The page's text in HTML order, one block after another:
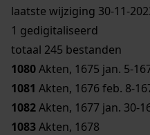
laatste wijziging 30-11-
1 gedigitaliseerd
totaal 245 bestanden
1080Akten, 1675 jan. 5-
1081 Akten, 1676 feb. 8-
1082Akten, 1677 jan. 30-
1083Akten, 1678